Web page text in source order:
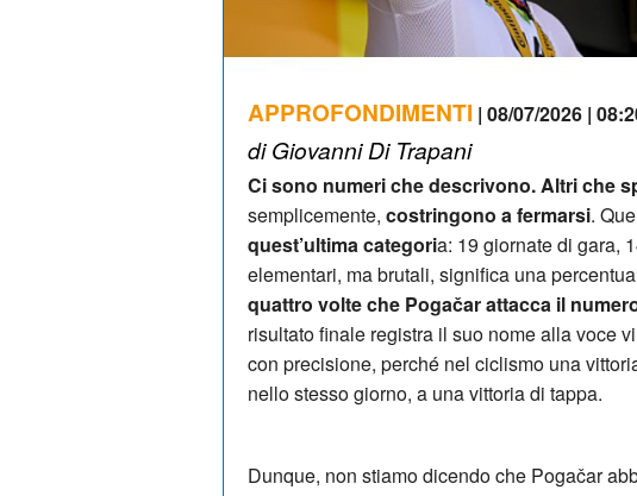
APPROFONDIMENTI | 08/07/2026 |
di Giovanni Di Trapani
Ci sono numeri che descrivono. Altri che
semplicemente, costringono a fermarsi.
quest’ultima categoria: 19 giornate di gara,
elementari, ma brutali, significa una
quattro volte che Pogačar attacca il
risultato finale registra il suo nome alla voce
con precisione, perché nel ciclismo una
nello stesso giorno, a una vittoria di tappa.
Dunque, non stiamo dicendo che Pogačar